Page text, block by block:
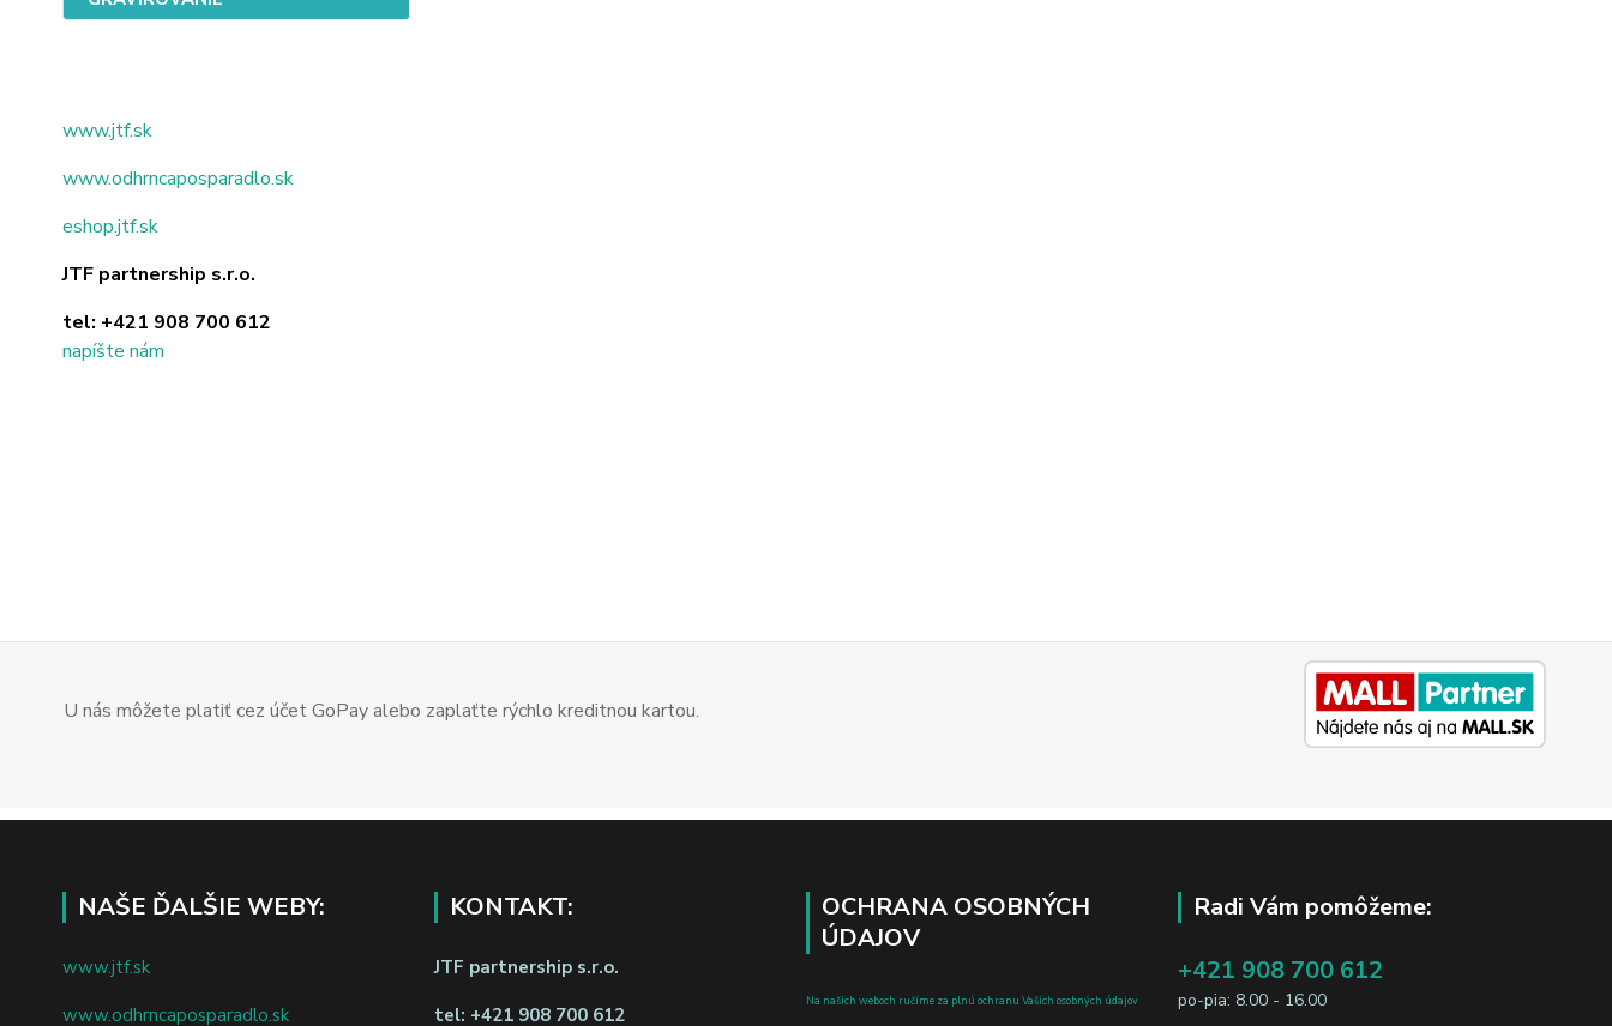
www.jtf.sk
www.odhrncaposparadlo.sk
eshop.jtf.sk
JTF partnership s.r.o.
tel: +421 908 700 612
napíšte nám
U nás môžete platiť cez účet GoPay alebo zaplaťte rýchlo kreditnou kartou.
NAŠE ĎALŠIE WEBY:
www.jtf.sk
www.odhrncaposparadlo.sk
KONTAKT:
JTF partnership s.r.o.
tel: +421 908 700 612
OCHRANA OSOBNÝCH
ÚDAJOV
Na našich weboch ručíme za plnú ochranu Vašich osobných údajov
Radi Vám pomôžeme:
+421 908 700 612
po-pia: 8.00 - 16.00